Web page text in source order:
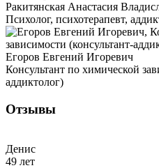
Ракитянская Анастасия
Психолог, психотерапевт,
Егоров Евгений Игоревич
Консультант по химической
аддиктолог)
Отзывы
Денис
49 лет